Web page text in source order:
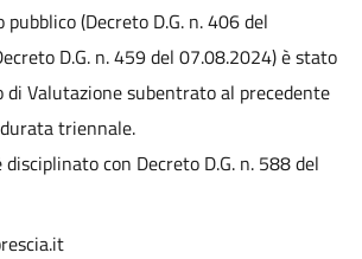
(Decreto D.G. n.406 del
D.G. n. 459 del 07.08.2024)è stato
Valutazione subentrato al precedente
triennale.
con Decreto D.G. n. 588 del